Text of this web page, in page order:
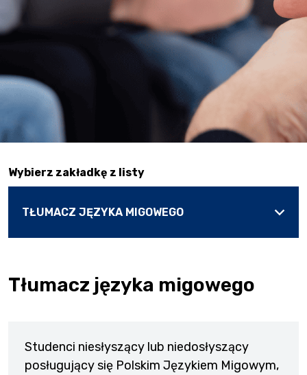
Wybierz zakładkę z listy
Tłumacz języka migowego
Studenci niesłyszący lub niedosłyszący
posługujący się Polskim Językiem Migowym,